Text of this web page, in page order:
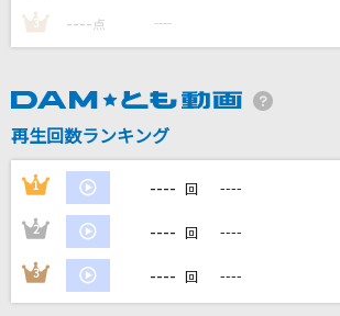
藤川千愛
もっと見る
DAMの新曲・ランキングなど
3 ---- 点 ----
再生回数ランキング
1 ---- 回 ----
2 ---- 回 ----
3 ---- 回 ----